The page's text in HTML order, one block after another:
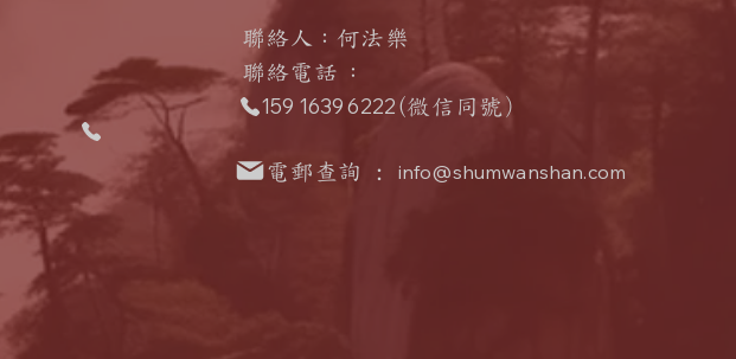
聯絡人 ：何法樂
​聯絡電話
：
159 1639 6222(微信同號 ）
電郵查詢 : info@shumwanshan.com